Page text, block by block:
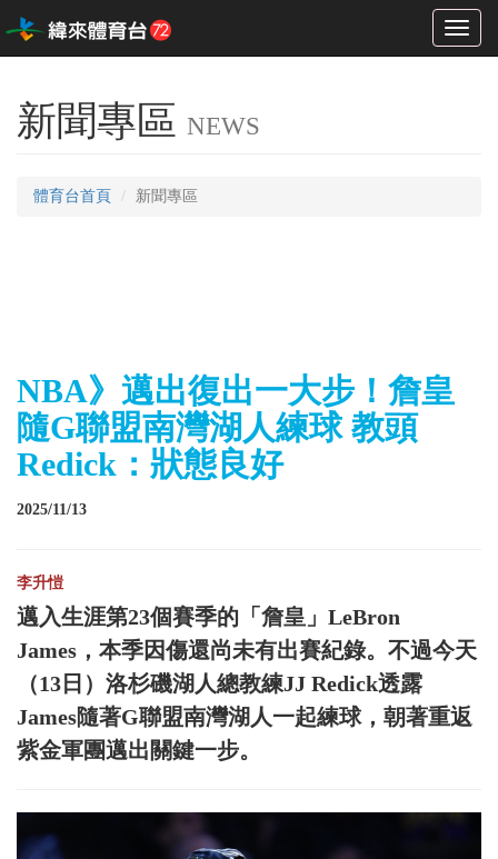
Toggle
新聞專區 NEWS
體育台首頁 新聞專區
NBA》邁出復出一大步！詹皇
隨G聯盟南灣湖人練球 教頭
Redick：狀態良好
2025/11/13
李升愷
邁入生涯第23個賽季的「詹皇」LeBron
James，本季因傷還尚未有出賽紀錄。不過今天
（13日）洛杉磯湖人總教練JJ Redick透露
James隨著G聯盟南灣湖人一起練球，朝著重返
紫金軍團邁出關鍵一步。